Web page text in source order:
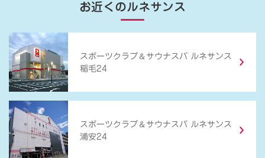
お近くのルネサンス
スポーツクラブ ＆ サウナスパ ルネサンス
稲毛24
スポーツクラブ ＆ サウナスパ ルネサンス
浦安24